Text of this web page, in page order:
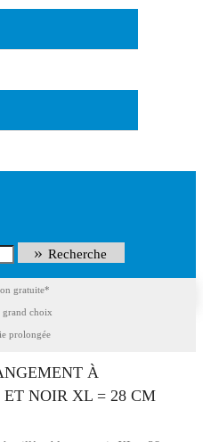
Recherche
gratuite*
grand choix
prolongée
À
NOIR XL = 28 CM